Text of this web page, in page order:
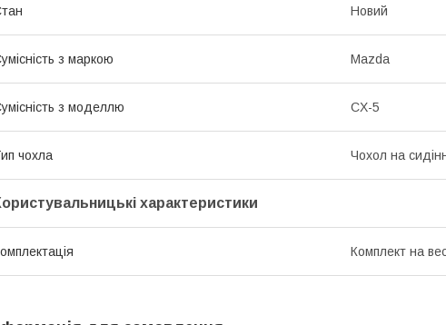
Новий
з маркою Mazda
з моделлю CX-5
чохла Чохол на
характеристики
Комплект на